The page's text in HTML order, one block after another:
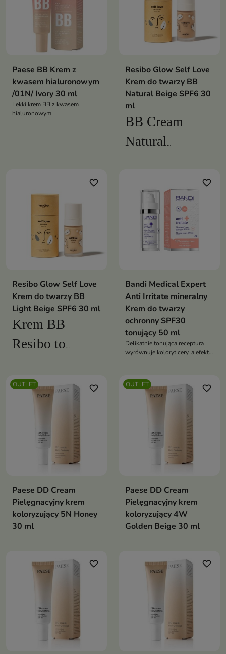
Paese BB Krem z
kwasem hialuronowym
/01N/ Ivory 30 ml
Lekki krem BB z kwasem
hialuronowym
Resibo Glow Self Love
Krem do twarzy BB
Natural Beige SPF6 30
ml
BB Cream
Natural
taki kosmetyk
na rynku, który
łączy w sobie
cechy kremu
fluidu, pozwoli
Ci ciągle
odczuwać się
naturalnie i
swobodnie
favorite_border
Resibo Glow Self Love
Krem do twarzy BB
Light Beige SPF6 30 ml
Krem BB
Resibo to
alternatywa dla
fluidu. Jeśli
poszukujesz
kosmetyku,
który poprawi
skóry i nada jej
zniewalające
jednocześnie
niepotrzebnie
nie obciążając
cery to znaczy,
favorite_border
Bandi Medical Expert
Anti Irritate mineralny
Krem do twarzy
ochronny SPF30
tonujący 50 ml
Delikatnie tonująca receptura
wyrównuje koloryt cery, a efekt
OUTLET
favorite_border
Paese DD Cream
Pielęgnacyjny krem
koloryzujący 5N Honey
30 ml
OUTLET favorite_border
Paese DD Cream
Pielęgnacyjny krem
koloryzujący 4W
Golden Beige 30 ml
favorite_border favorite_border